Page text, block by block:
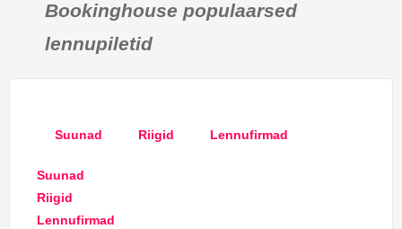
Bookinghouse populaarsed
lennupiletid
Suunad Riigid Lennufirmad
Suunad
Riigid
Lennufirmad